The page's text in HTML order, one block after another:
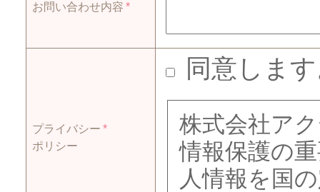
お問い合わせ内容 *
プライバシー *
ポリシー
同意しま
株式会社ア
情報保護の
人情報を国